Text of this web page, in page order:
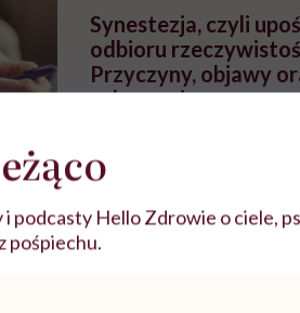
Synestezja, czyli
odbioru
Przyczyny, objawy
zaburzenia
intelektualnych
podcasty Hello Zdrowie o ciele,
pośpiechu.